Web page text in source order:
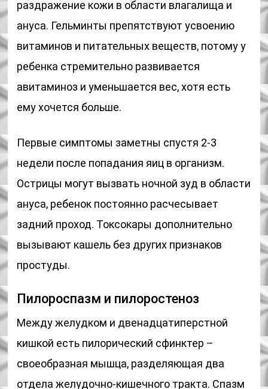
раздражение кожи в области влагалища и
ануса. Гельминты препятствуют усвоению
витаминов и питательных веществ, потому у
ребенка стремительно развивается
авитаминоз и уменьшается вес, хотя есть
ему хочется больше.
Первые симптомы заметны спустя 2-3
недели после попадания яиц в организм.
Острицы могут вызвать ночной зуд в области
ануса, ребенок постоянно расчесывает
задний проход. Токсокары дополнительно
вызывают кашель без других признаков
простуды.
Пилороспазм и пилоростеноз
Между желудком и двенадцатиперстной
кишкой есть пилорический сфинктер –
своеобразная мышца, разделяющая два
отдела желудочно-кишечного тракта. Спазм